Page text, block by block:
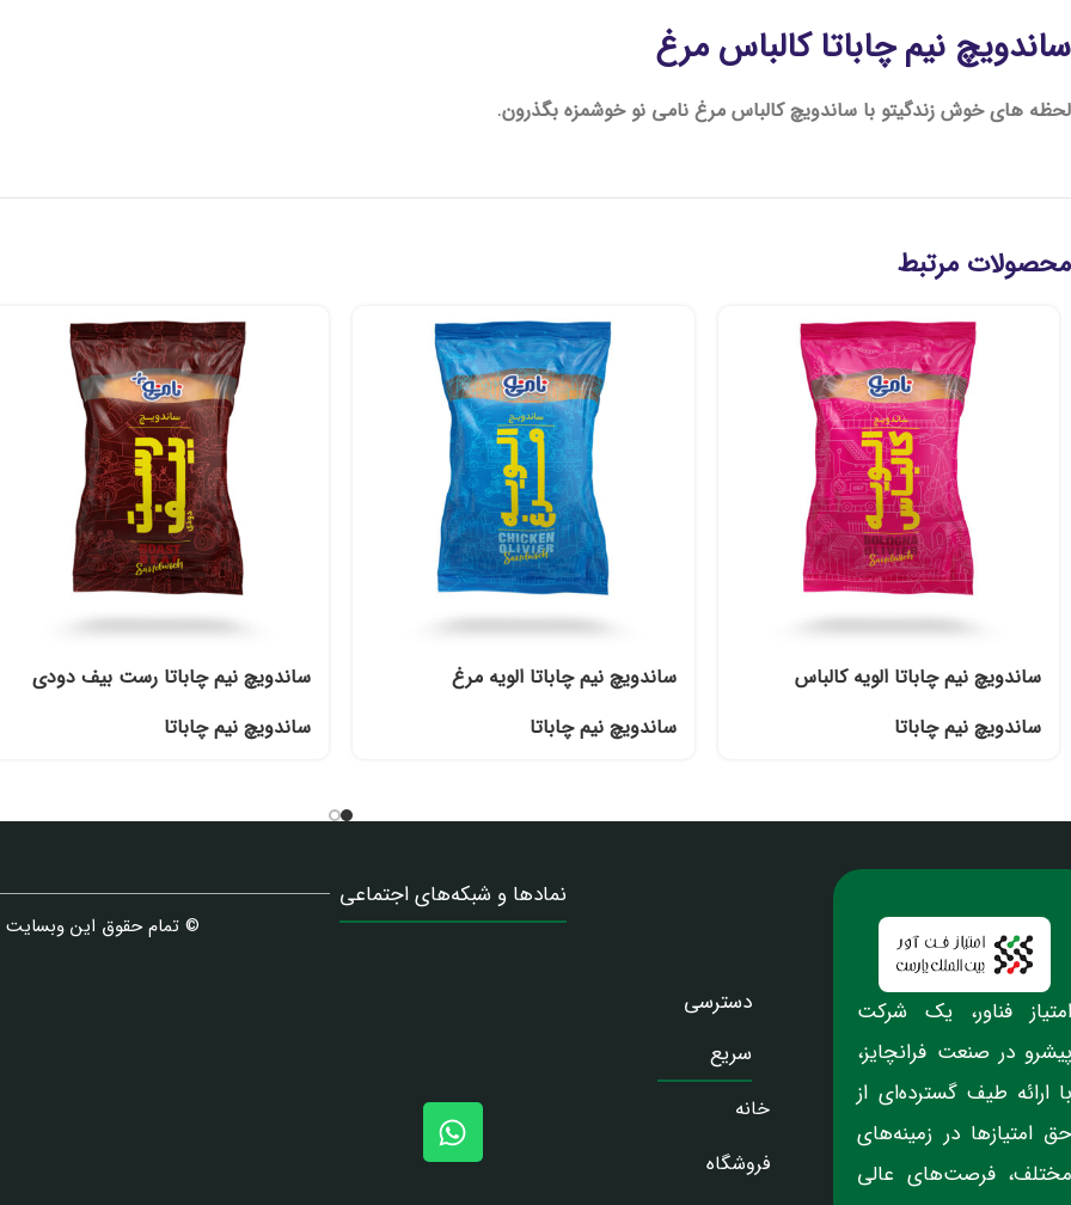
ساندویچ نیم چاباتا کالباس مرغ
لحظه های خوش زندگیتو با ساندویچ کالباس مرغ نامی نو خوشمزه بگذرون.
محصولات مرتبط
ساندویچ نیم چاباتا الویه کالباس
ساندویچ نیم چاباتا
ساندویچ نیم چاباتا الویه مرغ
ساندویچ نیم چاباتا
ساندویچ نیم چاباتا رست بیف دودی
ساندویچ نیم چاباتا
امتیاز فناور، یک شرکت
پیشرو در صنعت فرانچایز،
با ارائه طیف گسترده‌ای از
حق امتیازها در زمینه‌های
مختلف، فرصت‌های عالی
دسترسی
سریع
خانه
فروشگاه
نمادها و شبکه‌های اجتماعی
© تمام حقوق این